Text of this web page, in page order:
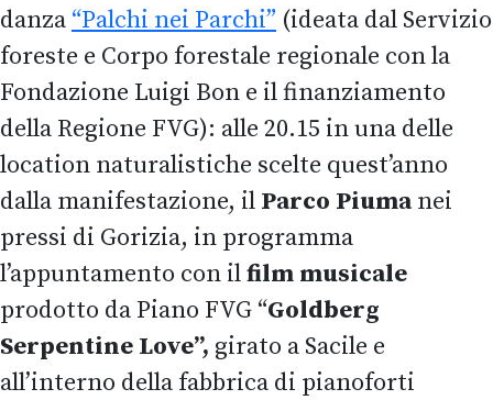
danza “Palchi nei Parchi” (ideata dal Servizio
foreste e Corpo forestale regionale con la
Fondazione Luigi Bon e il finanziamento
della Regione FVG): alle 20.15 in una delle
location naturalistiche scelte quest’anno
dalla manifestazione, il Parco Piumanei
pressi di Gorizia, in programma
l’appuntamento con ilfilm musicale
prodotto da Piano FVG “Goldberg
Serpentine Love”, girato a Sacile e
all’interno della fabbrica di pianoforti